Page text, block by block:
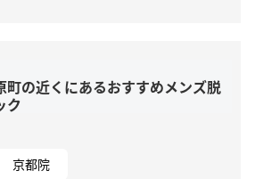
町の近くにあるおすすめメンズ脱
ク
京都院